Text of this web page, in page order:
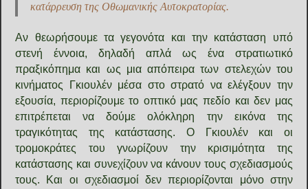
κατάρρευση της Οθωμανικής Αυτοκρατορίας.
Αν θεωρήσουμε τα γεγονότα και την κατάσταση υπό
στενή έννοια, δηλαδή απλά ως ένα στρατιωτικό
πραξικόπημα και ως μια απόπειρα των στελεχών του
κινήματος Γκιουλέν μέσα στο στρατό να ελέγξουν την
εξουσία, περιορίζουμε το οπτικό μας πεδίο και δεν μας
επιτρέπεται να δούμε ολόκληρη την εικόνα της
τραγικότητας της κατάστασης. Ο Γκιουλέν και οι
τρομοκράτες του γνωρίζουν την κρισιμότητα της
κατάστασης και συνεχίζουν να κάνουν τους σχεδιασμούς
τους. Και οι σχεδιασμοί δεν περιορίζονται μόνο στην